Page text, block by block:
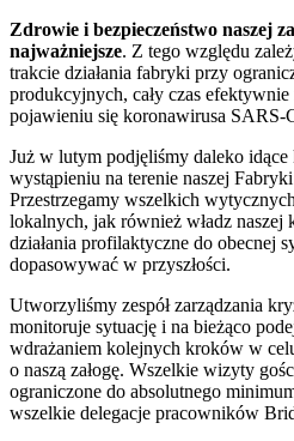
Zdrowie i bezpieczeństwo naszej
najważniejsze. Z tego względu
trakcie działania fabryki przy
produkcyjnych, cały czas
pojawieniu się koronawirusa SARS-
Już w lutym podjęliśmy daleko idące
wystąpieniu na terenie naszej
Przestrzegamy wszelkich
lokalnych, jak również władz
działania profilaktyczne do obecnej
dopasowywać w przyszłości.
Utworzyliśmy zespół zarządzania
monitoruje sytuację i na bieżąco
wdrażaniem kolejnych kroków w
o naszą załogę. Wszelkie wizyty
ograniczone do absolutnego
wszelkie delegacje pracowników